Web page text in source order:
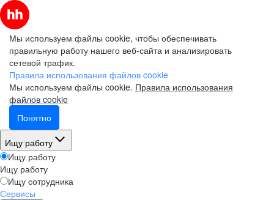
Мы используем файлы cookie, чтобы обеспечивать
правильную работу нашего веб-сайта и анализировать
сетевой трафик.
Правила использования файлов cookie
Мы используем файлы cookie. Правила использования
файлов cookie
Понятно
Ищу работу
Ищу работу
Ищу работу
Ищу сотрудника
Сервисы